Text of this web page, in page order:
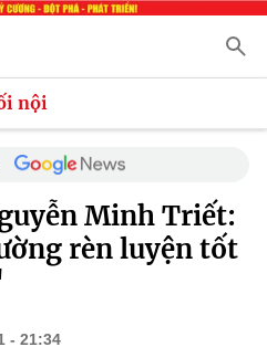
nội
Minh Triết:
rèn luyện tốt
- 21:34